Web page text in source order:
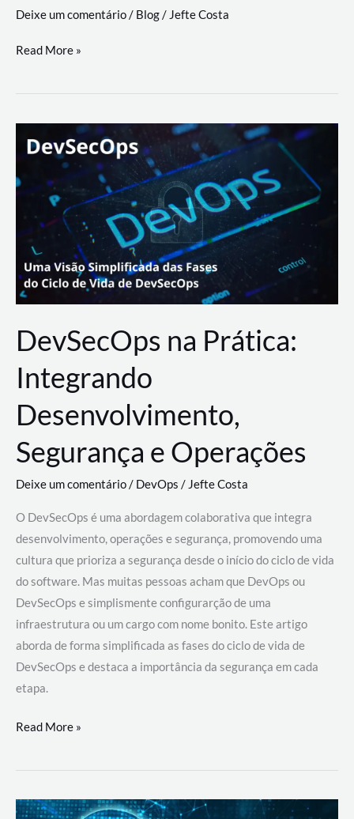
a
workflows
Deixe um comentário/ Blog/ Jefte Costa
teste
palyer
Lance
Rural
Read More »
DevSecOps na Prática:
Integrando
Desenvolvimento,
Segurança e Operações
Deixe um comentário/ DevOps /Jefte Costa
O DevSecOps é uma abordagem colaborativa que integra
desenvolvimento, operações e segurança, promovendo uma
cultura que prioriza a segurança desde o início do ciclo de vida
do software. Mas muitas pessoas acham que DevOps ou
DevSecOps e simplismente configurarção de uma
infraestrutura ou um cargo com nome bonito. Este artigo
aborda de forma simplificada as fases do ciclo de vida de
DevSecOps e destaca a importância da segurança em cada
etapa.
DevSecOps
Prática:
Desenvolvimento,
Read More »